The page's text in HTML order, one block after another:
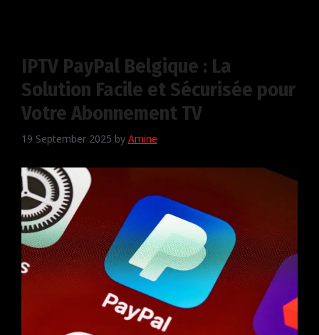
IPTV PayPal Belgique : La
Solution Facile et Sécurisée pour
Votre Abonnement TV
19 September 2025 by Amine